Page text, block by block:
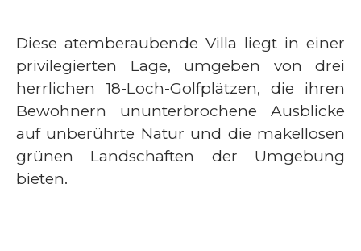
Diese atemberaubende Villa liegt in einer
privilegierten Lage, umgeben von drei
herrlichen 18-Loch-Golfplätzen, die ihren
Bewohnern ununterbrochene Ausblicke
auf unberührte Natur und die makellosen
grünen Landschaften der Umgebung
bieten.